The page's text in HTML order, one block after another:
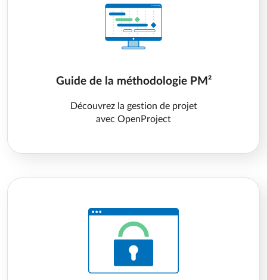
Guide de la méthodologie PM²
Découvrez la gestion de projet
avec OpenProject